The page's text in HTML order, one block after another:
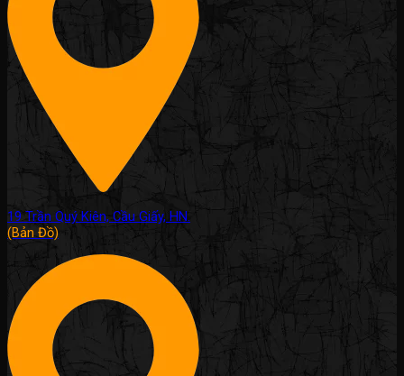
19 Trần Quý Kiên, Cầu Giấy, HN.
(Bản Đồ)